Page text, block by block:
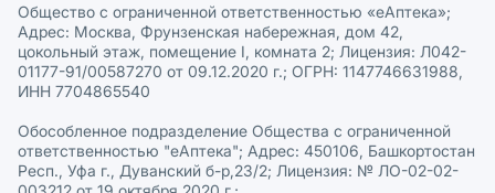
Общество с ограниченной ответственностью «еАптека»;
Адрес: Москва, Фрунзенская набережная, дом 42,
цокольный этаж, помещение I, комната 2; Лицензия: Л042-
01177-91/00587270 от 09.12.2020 г.; ОГРН: 1147746631988,
ИНН 7704865540
Обособленное подразделение Общества с ограниченной
ответственностью "еАптека"; Адрес: 450106, Башкортостан
Респ., Уфа г., Дуванский б-р,23/2; Лицензия: № ЛО-02-02-